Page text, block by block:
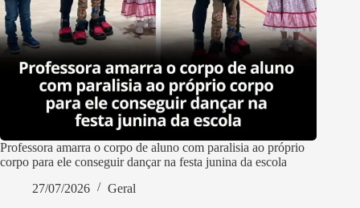
Professora amarra o corpo de aluno com paralisia ao próprio
corpo para ele conseguir dançar na festa junina da escola
27/07/2026
Geral